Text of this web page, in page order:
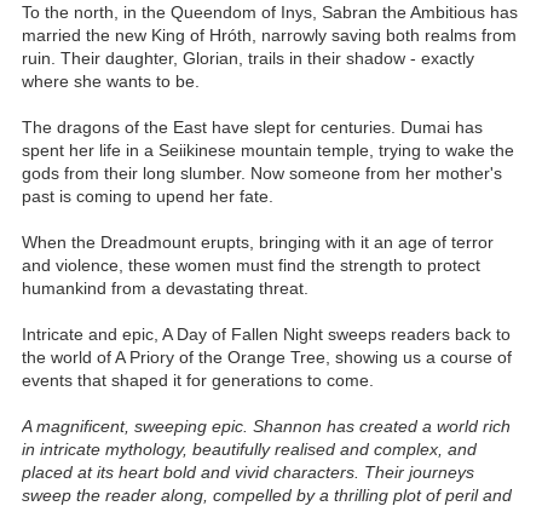
To the north, in the Queendom of Inys, Sabran the Ambitious has
married the new King of Hróth, narrowly saving both realms from
ruin. Their daughter, Glorian, trails in their shadow - exactly
where she wants to be.
The dragons of the East have slept for centuries. Dumai has
spent her life in a Seiikinese mountain temple, trying to wake the
gods from their long slumber. Now someone from her mother's
past is coming to upend her fate.
When the Dreadmount erupts, bringing with it an age of terror
and violence, these women must find the strength to protect
humankind from a devastating threat.
Intricate and epic, A Day of Fallen Night sweeps readers back to
the world of A Priory of the Orange Tree, showing us a course of
events that shaped it for generations to come.
A magnificent, sweeping epic. Shannon has created a world rich
in intricate mythology, beautifully realised and complex, and
placed at its heart bold and vivid characters. Their journeys
sweep the reader along, compelled by a thrilling plot of peril and